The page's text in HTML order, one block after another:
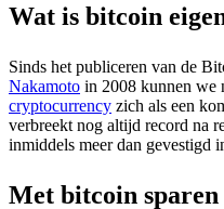
Wat is bitcoin
Sinds het publiceren van de
Nakamoto in 2008 kunnen we
cryptocurrency zich als een
verbreekt nog altijd record na
inmiddels meer dan gevestigd
Met bitcoin sparen